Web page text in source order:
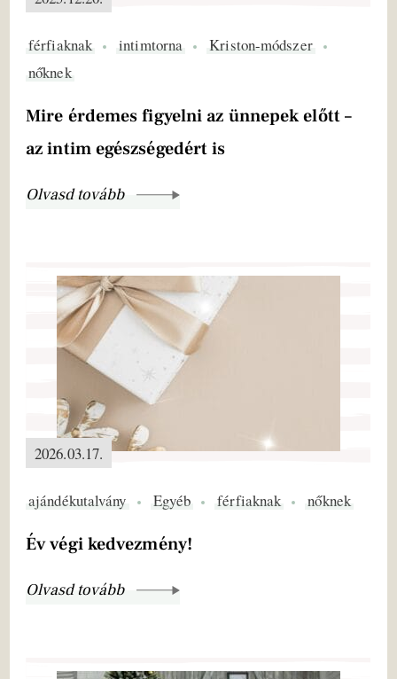
férfiaknak intimtorna
Kriston-módszer
nőknek
Mire érdemes figyelni az ünnepek előtt –
az intim egészségedért is
Olvasd tovább
2026.03.17.
ajándékutalvány Egyéb férfiaknak nőknek
Év végi kedvezmény!
Olvasd tovább